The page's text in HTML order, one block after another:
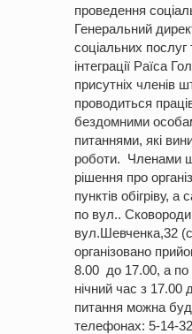
проведення
Генеральний
соціальних послуг
інтеграції Раїса
присутніх членів
проводиться
бездомними
питаннями, які
роботи. Членами
рішення про
пунктів обігріву,
по вул..
вул.Шевченка,32
організовано
8.00 до 17.00, а
нічний час з 17.00
питання можна
телефонах: 5-14-